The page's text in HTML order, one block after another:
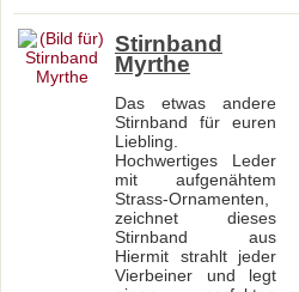
Stirnband
Myrthe
Das etwas andere
Stirnband für euren
Liebling.
Hochwertiges Leder
mit aufgenähtem
Strass-Ornamenten,
zeichnet dieses
Stirnband aus
Hiermit strahlt jeder
Vierbeiner und legt